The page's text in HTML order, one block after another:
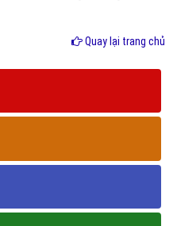
Quay lại trang chủ